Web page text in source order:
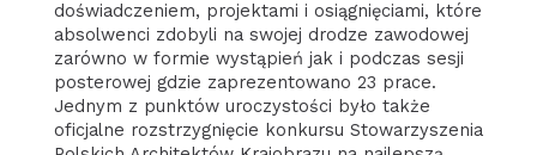
doświadczeniem, projektami i osiągnięciami, które
absolwenci zdobyli na swojej drodze zawodowej
zarówno w formie wystąpień jak i podczas sesji
posterowej gdzie zaprezentowano 23 prace.
Jednym z punktów uroczystości było także
oficjalne rozstrzygnięcie konkursu Stowarzyszenia